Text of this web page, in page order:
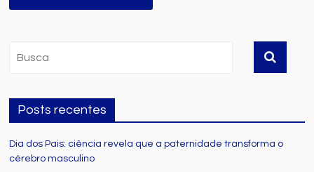
Posts recentes
Dia dos Pais: ciência revela que a paternidade transforma o
cérebro masculino